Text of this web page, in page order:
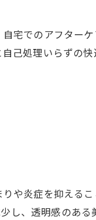
宅でのアフター
己処理いらずの快
や炎症を抑える
し、透明感のある